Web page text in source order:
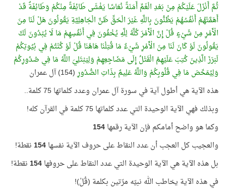
ثُمَّ أَنْزَلَ عَلَيْكُمْ مِنْ بَعْدِ الْغَمِّ أَمَنَةً نُعَاسًا يَغْشَى طَائِفَةً مِنْكُمْ وَطَائِفَةٌ قَدْ
أَهَمَّتْهُمْ أَنْفُسُهُمْ يَظُنُّونَ بِاللَّهِ غَيْرَ الْحَقِّ ظَنَّ الْجَاهِلِيَّةِ يَقُولُونَ هَلْ لَنَا مِنَ
الْأَمْرِ مِنْ شَيْءٍ قُلْ إِنَّ الْأَمْرَ كُلَّهُ لِلَّهِ يُخْفُونَ فِي أَنْفُسِهِمْ مَا لَا يُبْدُونَ لَكَ
يَقُولُونَ لَوْ كَانَ لَنَا مِنَ الْأَمْرِ شَيْءٌ مَا قُتِلْنَا هَاهُنَا قُلْ لَوْ كُنْتُمْ فِي بُيُوتِكُمْ
لَبَرَزَ الَّذِينَ كُتِبَ عَلَيْهِمُ الْقَتْلُ إِلَى مَضَاجِعِهِمْ وَلِيَبْتَلِيَ اللَّهُ مَا فِي صُدُورِكُمْ
وَلِيُمَحِّصَ مَا فِي قُلُوبِكُمْ وَاللَّهُ عَلِيمٌ بِذَاتِ الصُّدُورِ(154) آل عمران
هذه الآية هي أطول آية في سورة آل عمران وعدد كلماتها 75 كلمة..
وبذلك فهي الآية الوحيدة التي عدد كلماتها 75 كلمة في القرآن كله!
وكما هو واضح أمامكم فإن الآية رقمها154
والعجيب كل العجب أن عدد النقاط على حروف الآية نفسها154نقطة!
بل هذه الآية هي الآية الوحيدة التي عدد النقاط على حروفها154نقطة!
في هذه الآية يخاطب الله نبيّه مرّتين بكلمة (قُلْ)!